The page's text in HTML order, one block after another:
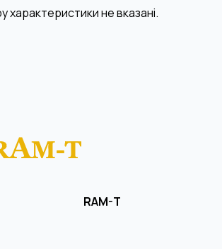
характеристики не вказані.
RAM-T